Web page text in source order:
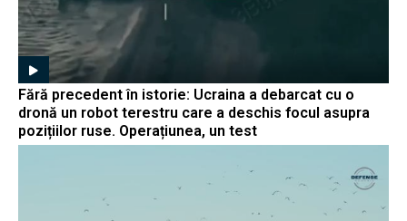
Fără precedent în istorie: Ucraina a debarcat cu o
dronă un robot terestru care a deschis focul asupra
pozițiilor ruse. Operațiunea, un test